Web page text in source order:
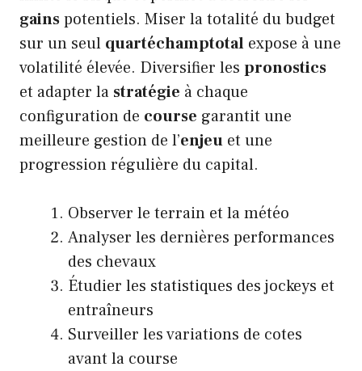
gainspotentiels. Miser la totalité du budget
sur un seul quartéchamptotal expose à une
volatilité élevée. Diversifier les pronostics
et adapter la stratégie à chaque
configuration de course garantit une
meilleure gestion de l’enjeu et une
progression régulière du capital.
Observer le terrain et la météo
Analyser les dernières performances
des chevaux
Étudier les statistiques des jockeys et
entraîneurs
Surveiller les variations de cotes
avant la course